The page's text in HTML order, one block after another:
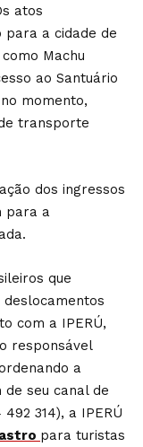
atos
a cidade de
Machu
ao Santuário
momento,
transporte
dos ingressos
para a
que
com a IPERÚ,
responsável
a
seu canal de
314), a IPERÚ
para turistas